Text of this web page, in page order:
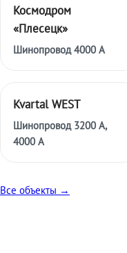
Космодром
«Плесецк»
Шинопровод 4000 А
Kvartal WEST
Шинопровод 3200 А,
4000 А
Все объекты →